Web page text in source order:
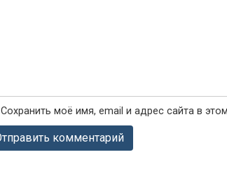
Сохранить моё имя, email и адрес сайта в